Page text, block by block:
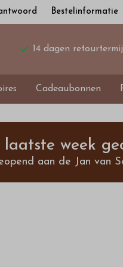
Bestelinformatie
14 dagen
Cadeaubonnen
laatste week
aan de Jan van